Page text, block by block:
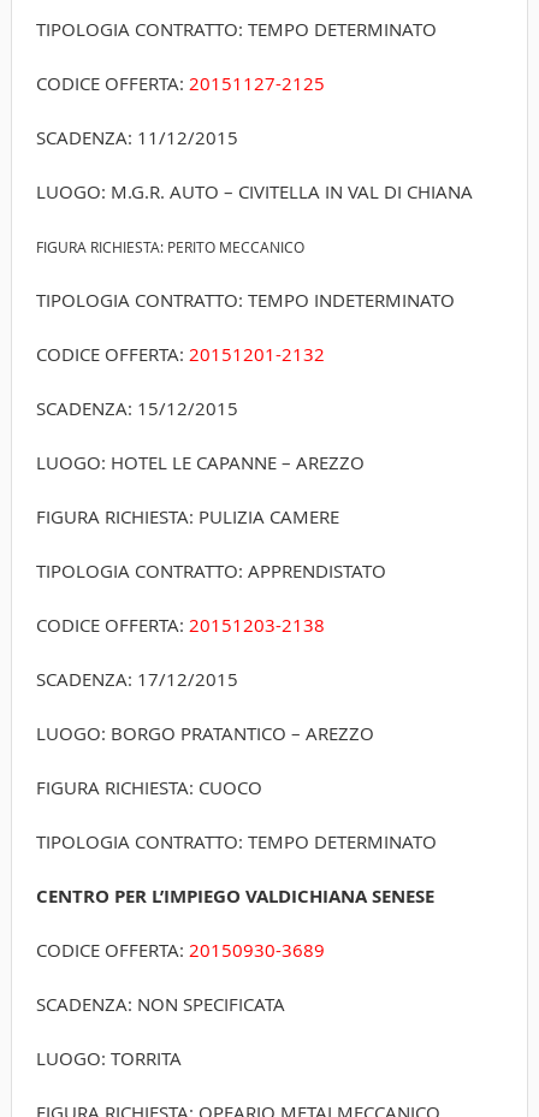
TIPOLOGIA CONTRATTO: TEMPO DETERMINATO
CODICE OFFERTA: 20151127-2125
SCADENZA: 11/12/2015
LUOGO: M.G.R. AUTO – CIVITELLA IN VAL DI CHIANA
FIGURA RICHIESTA: PERITO MECCANICO
TIPOLOGIA CONTRATTO: TEMPO INDETERMINATO
CODICE OFFERTA: 20151201-2132
SCADENZA: 15/12/2015
LUOGO: HOTEL LE CAPANNE – AREZZO
FIGURA RICHIESTA: PULIZIA CAMERE
TIPOLOGIA CONTRATTO: APPRENDISTATO
CODICE OFFERTA: 20151203-2138
SCADENZA: 17/12/2015
LUOGO: BORGO PRATANTICO – AREZZO
FIGURA RICHIESTA: CUOCO
TIPOLOGIA CONTRATTO: TEMPO DETERMINATO
CENTRO PER L’IMPIEGO VALDICHIANA SENESE
CODICE OFFERTA: 20150930-3689
SCADENZA: NON SPECIFICATA
LUOGO: TORRITA
FIGURA RICHIESTA: OPEARIO METALMECCANICO